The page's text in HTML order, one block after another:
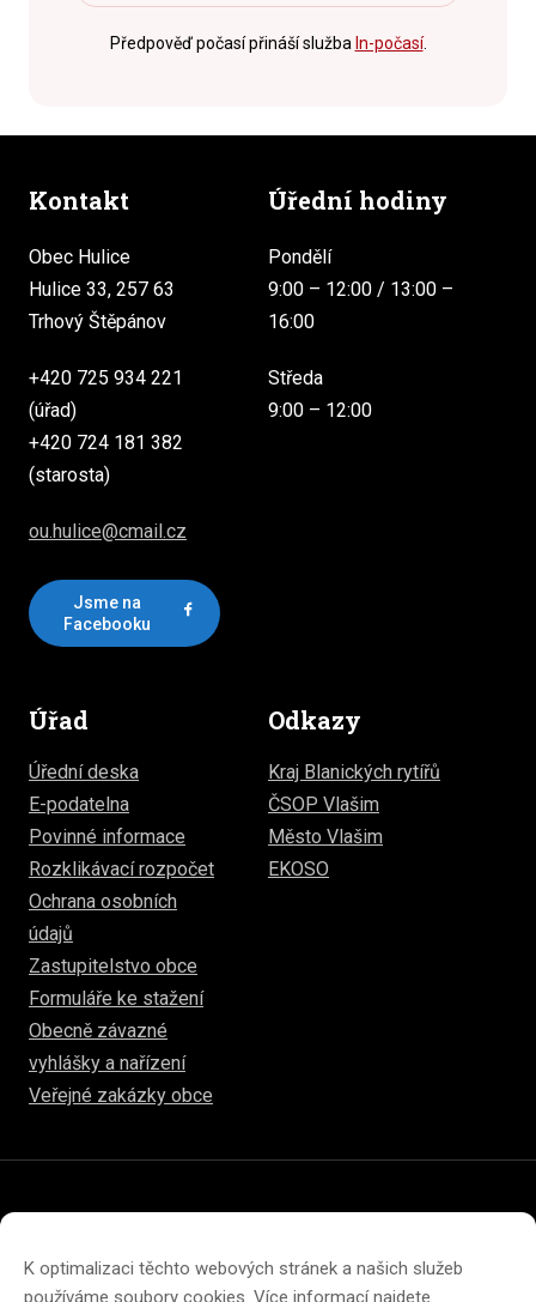
K optimalizaci těchto webových stránek a našich služeb
používáme soubory cookies. Více informací najdete
Předpověď počasí přináší služba In-počasí.
Kontakt
Obec Hulice
Hulice 33, 257 63
Trhový Štěpánov
+420 725 934 221
(úřad)
+420 724 181 382
(starosta)
ou.hulice@cmail.cz
Jsme na
Facebooku
Úřední hodiny
Pondělí
9:00 – 12:00 / 13:00 –
16:00
Středa
9:00 – 12:00
Úřad
Úřední deska
E-podatelna
Povinné informace
Rozklikávací rozpočet
Ochrana osobních
údajů
Zastupitelstvo obce
Formuláře ke stažení
Obecně závazné
vyhlášky a nařízení
Veřejné zakázky obce
Odkazy
Kraj Blanických rytířů
ČSOP Vlašim
Město Vlašim
EKOSO
Prohlášení o přístupnosti
Prohlášení o ochraně soukromí
Zásady cookies (EU)